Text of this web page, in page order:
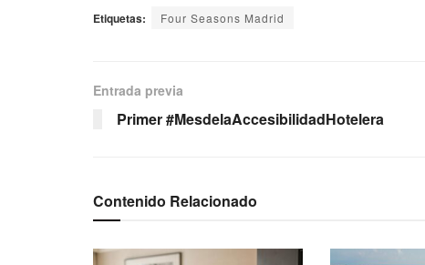
Etiquetas: Four Seasons Madrid
Entrada previa
Primer #MesdelaAccesibilidadHotelera
Contenido Relacionado